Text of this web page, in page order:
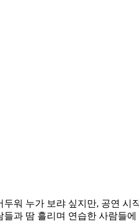
워 누가 보랴 싶지만, 공연
과 땀 흘리며 연습한 사람들